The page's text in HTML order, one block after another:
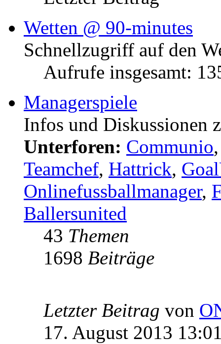
Wetten @ 90-minutes
Schnellzugriff auf den
Aufrufe insgesamt:
Managerspiele
Infos und Diskussionen
Unterforen: Communio
Teamchef, Hattrick,
Onlinefussballmanager,
Ballersunited
43 Themen
1698 Beiträge
Letzter Beitrag von
17. August 2013